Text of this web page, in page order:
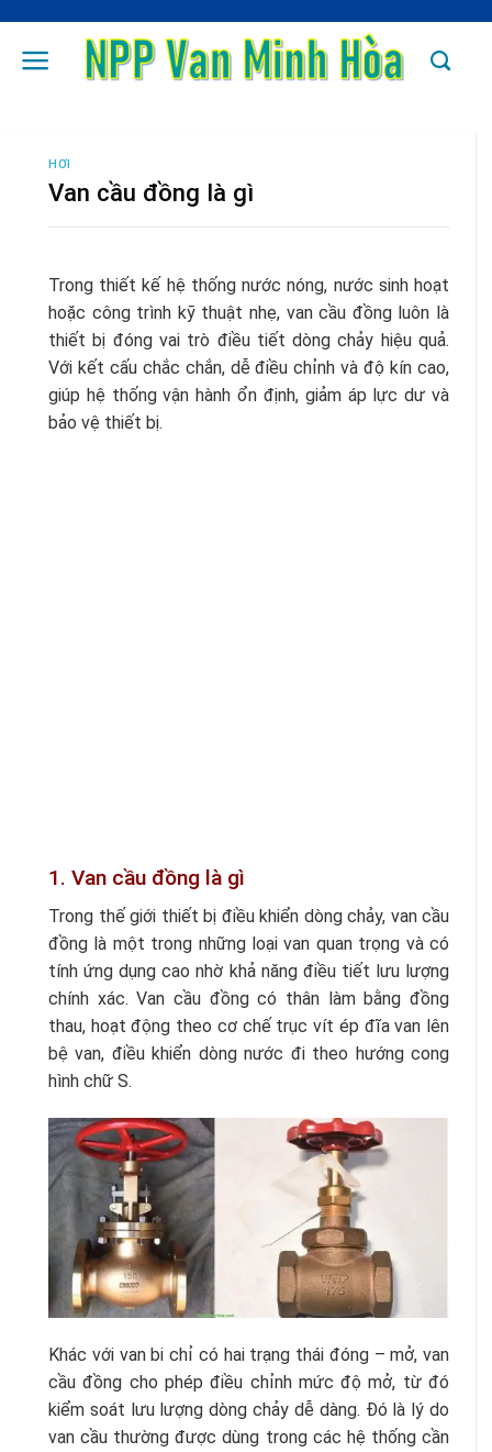
content
HƠI
Van cầu đồng là gì
Trong thiết kế hệ thống nước nóng, nước sinh hoạt
hoặc công trình kỹ thuật nhẹ, van cầu đồng luôn là
thiết bị đóng vai trò điều tiết dòng chảy hiệu quả.
Với kết cấu chắc chắn, dễ điều chỉnh và độ kín cao,
giúp hệ thống vận hành ổn định, giảm áp lực dư và
bảo vệ thiết bị.
1. Van cầu đồng là gì
Trong thế giới thiết bị điều khiển dòng chảy, van cầu
đồng là một trong những loại van quan trọng và có
tính ứng dụng cao nhờ khả năng điều tiết lưu lượng
chính xác. Van cầu đồng có thân làm bằng đồng
thau, hoạt động theo cơ chế trục vít ép đĩa van lên
bệ van, điều khiển dòng nước đi theo hướng cong
hình chữ S.
Khác với van bi chỉ có hai trạng thái đóng – mở, van
cầu đồng cho phép điều chỉnh mức độ mở, từ đó
kiểm soát lưu lượng dòng chảy dễ dàng. Đó là lý do
van cầu thường được dùng trong các hệ thống cần